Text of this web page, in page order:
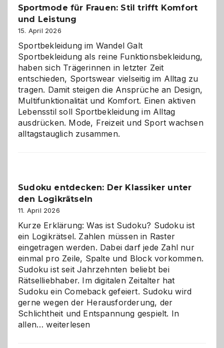
gegen
Chaos
Sportmode für Frauen: Stil trifft Komfort
und Leistung
15. April 2026
Sportbekleidung im Wandel Galt
Sportbekleidung als reine Funktionsbekleidung,
haben sich Trägerinnen in letzter Zeit
entschieden, Sportswear vielseitig im Alltag zu
tragen. Damit steigen die Ansprüche an Design,
Multifunktionalität und Komfort. Einen aktiven
Lebensstil soll Sportbekleidung im Alltag
ausdrücken. Mode, Freizeit und Sport wachsen
alltagstauglich zusammen.
Sudoku entdecken: Der Klassiker unter
den Logikrätseln
11. April 2026
Kurze Erklärung: Was ist Sudoku? Sudoku ist
ein Logikrätsel. Zahlen müssen in Raster
eingetragen werden. Dabei darf jede Zahl nur
einmal pro Zeile, Spalte und Block vorkommen.
Sudoku ist seit Jahrzehnten beliebt bei
Rätselliebhaber. Im digitalen Zeitalter hat
Sudoku ein Comeback gefeiert. Sudoku wird
gerne wegen der Herausforderung, der
Schlichtheit und Entspannung gespielt. In
allen…Sudoku
weiterlesen